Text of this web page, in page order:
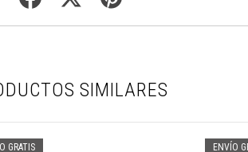
SIMILARES
GRATIS ENVÍO